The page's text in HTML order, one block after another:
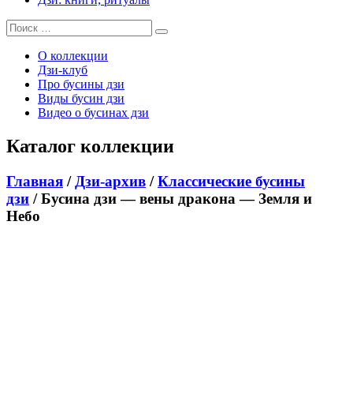
О коллекции
Дзи-клуб
Про бусины дзи
Виды бусин дзи
Видео о бусинах дзи
Каталог коллекции
Главная / Дзи-архив /Классические бусины
дзи / Бусина дзи — вены дракона — Земля и
Небо